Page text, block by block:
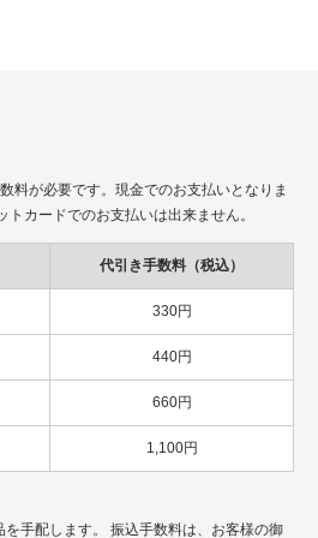
料が必要です。現金でのお支払いとなりま
カードでのお支払いは出来ません。
代引き手数料（税込）
330円
440円
660円
1,100円
を手配します。 振込手数料は、お客様の御